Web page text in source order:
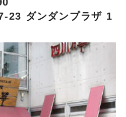
23 ダンダンプラザ 1